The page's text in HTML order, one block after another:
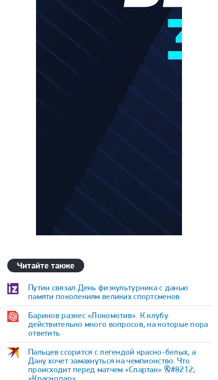
Читайте также
Путин связал День физкультурника с данью
памяти поколениям великих спортсменов
Баринов разнес «Локомотив». К клубу
действительно много вопросов, на которые пора
ответить
Пальцев ссорится с легендой красно-белых, а
Даку хочет замахнуться на чемпионство. Что
происходит перед матчем «Спартак» &#8212;
«Краснодар»